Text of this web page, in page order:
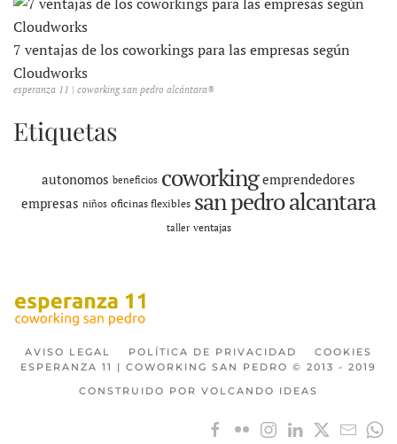
7 ventajas de los coworkings para las empresas según
Cloudworks
esperanza 11 | coworking san pedro alcántara®
Etiquetas
autonomos beneficios coworking emprendedores
empresas niños oficinas flexibles san pedro alcantara
taller ventajas
AVISO LEGAL POLÍTICA DE PRIVACIDAD
COOKIES
ESPERANZA 11 | COWORKING SAN PEDRO © 2013 - 2019
CONSTRUIDO POR VOLCANDO IDEAS